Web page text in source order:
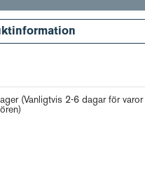
(Vanligtvis 2-6 dagar för